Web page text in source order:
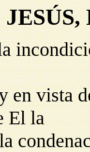
en vista
El la